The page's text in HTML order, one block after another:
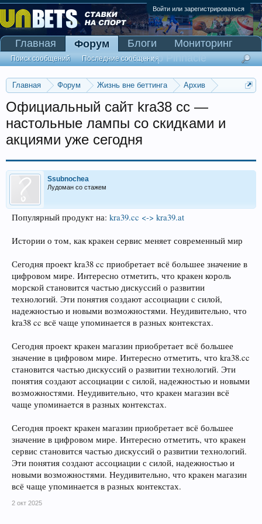
Войти или зарегистрироваться
Главная Форум Жизнь вне беттинга
Архив
Прогнозы на Олимпийские игры 2016
Официальный сайт kra38 cc —
настольные лампы со скидками и
акциями уже сегодня
Ssubnochea
Лудоман со стажем
Популярный продукт на: kra39.cc <-> kra39.at
Истории о том, как кракен сервис меняет современный мир
Сегодня проект kra38 cc приобретает всё большее значение в
цифровом мире. Интересно отметить, что кракен король
морской становится частью дискуссий о развитии
технологий. Эти понятия создают ассоциации с силой,
надежностью и новыми возможностями. Неудивительно, что
kra38 cc всё чаще упоминается в разных контекстах.
Сегодня проект кракен магазин приобретает всё большее
значение в цифровом мире. Интересно отметить, что kra38.cc
становится частью дискуссий о развитии технологий. Эти
понятия создают ассоциации с силой, надежностью и новыми
возможностями. Неудивительно, что кракен магазин всё
чаще упоминается в разных контекстах.
Сегодня проект кракен магазин приобретает всё большее
значение в цифровом мире. Интересно отметить, что кракен
сервис становится частью дискуссий о развитии технологий.
Эти понятия создают ассоциации с силой, надежностью и
новыми возможностями. Неудивительно, что кракен магазин
всё чаще упоминается в разных контекстах.
2 окт 2025
Главная Форум
Поиск сообщений Последние сообщения
Блоги
Мониторинг
Сканер Pinnacle